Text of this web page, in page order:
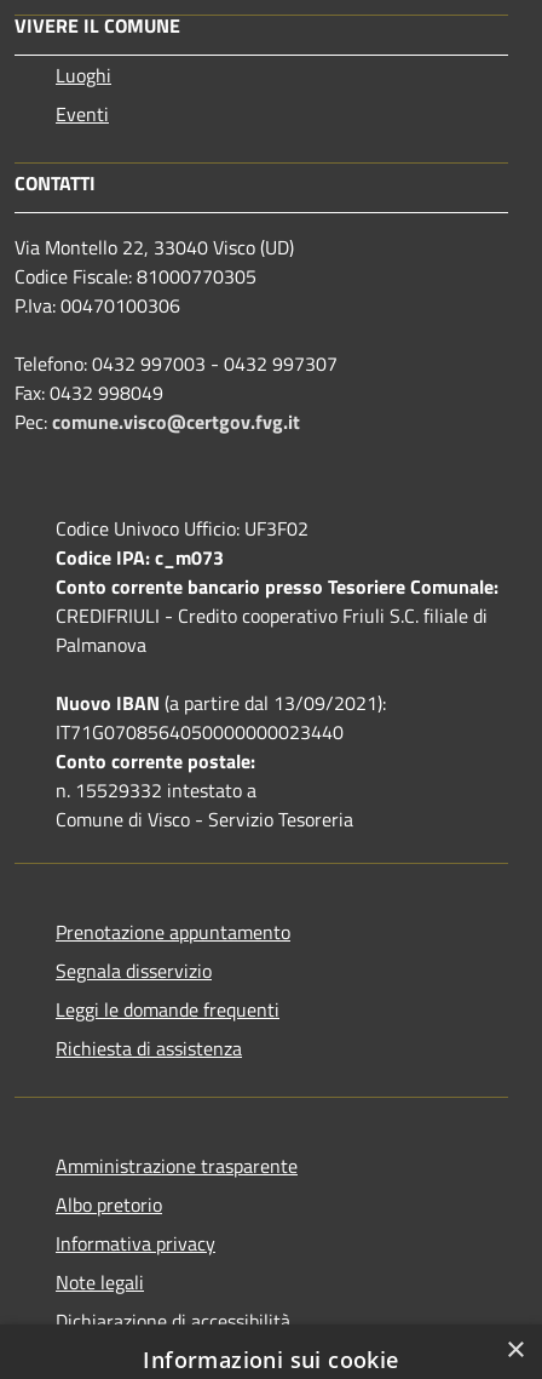
VIVERE IL COMUNE
Luoghi
Eventi
CONTATTI
Via Montello 22, 33040 Visco (UD)
Codice Fiscale: 81000770305
P.Iva: 00470100306
Telefono: 0432 997003 - 0432 997307
Fax: 0432 998049
Pec:comune.visco@certgov.fvg.it
Codice Univoco Ufficio: UF3F02
Codice IPA: c_m073
Conto corrente bancario presso Tesoriere Comunale:
CREDIFRIULI - Credito cooperativo Friuli S.C. filiale di
Palmanova
Nuovo IBAN (a partire dal 13/09/2021):
IT71G0708564050000000023440
Conto corrente postale:
n. 15529332 intestato a
Comune di Visco - Servizio Tesoreria
Prenotazione appuntamento
Segnala disservizio
Leggi le domande frequenti
Richiesta di assistenza
Amministrazione trasparente
Albo pretorio
Informativa privacy
Note legali
Dichiarazione di accessibilità
×
Informazioni sui cookie